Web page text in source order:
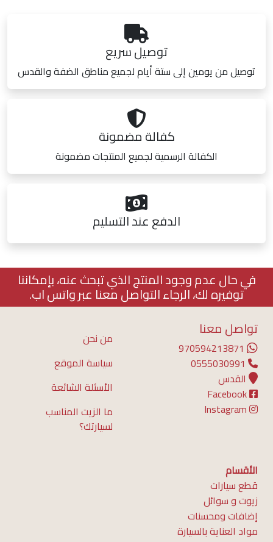
توصيل سريع
توصيل من يومين إلى ستة أيام لجميع مناطق الضفة والقدس
كفالة مضمونة
الكفالة الرسمية لجميع المنتجات مضمونة
الدفع عند التسليم
في حال عدم وجود المنتج الذي تبحث عنه، بإمكاننا
توفيره لك، الرجاء التواصل معنا عبر واتس اب.
تواصل معنا
0555030991
القدس
من نحن
سياسة الموقع
الأسئلة الشائعة
ما الزيت المناسب
لسيارتك؟
الأقسام
قطع سيارات
زيوت و سوائل
إضافات ومحسنات
مواد العناية بالسيارة